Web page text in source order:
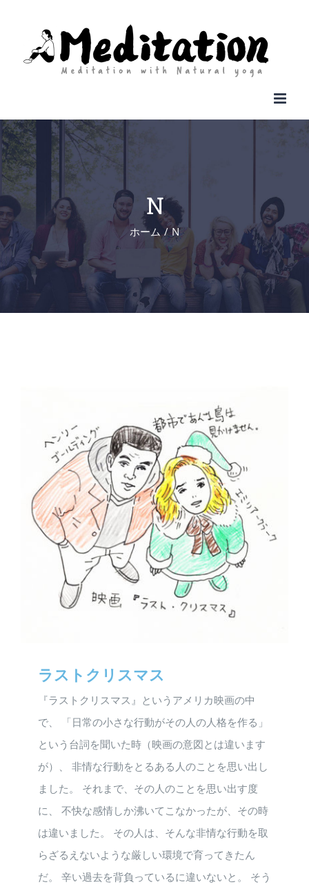
content
N
ホーム N
ラストクリスマス
『ラストクリスマス』というアメリカ映画の中
で、 「日常の小さな行動がその人の人格を作る」
という台詞を聞いた時（映画の意図とは違います
が）、 非情な行動をとるある人のことを思い出し
ました。 それまで、その人のことを思い出す度
に、 不快な感情しか沸いてこなかったが、その時
は違いました。 その人は、そんな非情な行動を取
らざるえないような厳しい環境で育ってきたん
だ。 辛い過去を背負っているに違いないと。 そう